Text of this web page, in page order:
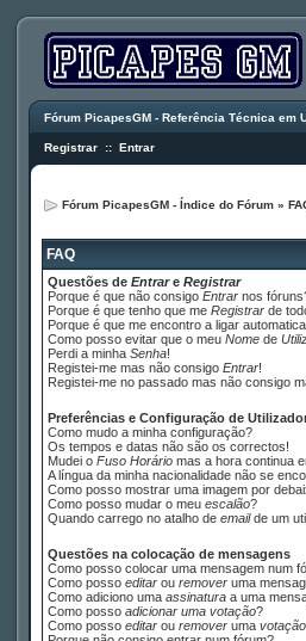
Fórum PicapesGM - Referência Técnica em
Registrar :: Entrar
Fórum PicapesGM - Índice do Fórum »
FAQ
Questões de Entrare Registrar
Porque é que não consigo Entrar nos
Porque é que tenho que me Registrar de
Porque é que me encontro a ligar
Como posso evitar que o meu Nome de
Perdi a minha Senha!
Registei-me mas não consigo Entrar!
Registei-me no passado mas não consigo
Preferências e Configuração de
Como mudo a minha configuração?
Os tempos e datas não são os correctos!
Mudei o Fuso Horário mas a hora continua
A língua da minha nacionalidade não se
Como posso mostrar uma imagem por
Como posso mudar o meu escalão?
Quando carrego no atalho de emailde um
Questões na colocação de mensagens
Como posso colocar uma mensagem num
Como posso editar ou remover uma
Como adiciono uma assinatura a uma
Como posso adicionar uma votação?
Como posso editar ou remover uma votação